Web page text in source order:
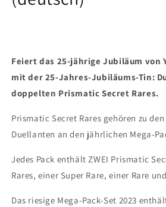
Feiert das 25-jährige Jubiläum von
mit der 25-Jahres-Jubiläums-Tin:
doppelten Prismatic Secret Rares.
Prismatic Secret Rares gehören zu
Duellanten an den jährlichen Mega-
Jedes Pack enthält ZWEI Prismatic
Rares, einer Super Rare, einer Rare
Das riesige Mega-Pack-Set 2023